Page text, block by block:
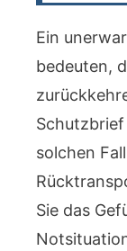
Ein
bedeuten,
Schutzbrief
solchen
Sie das